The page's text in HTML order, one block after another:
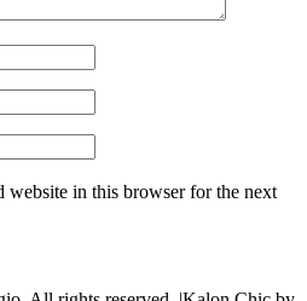
website in this browser for the next